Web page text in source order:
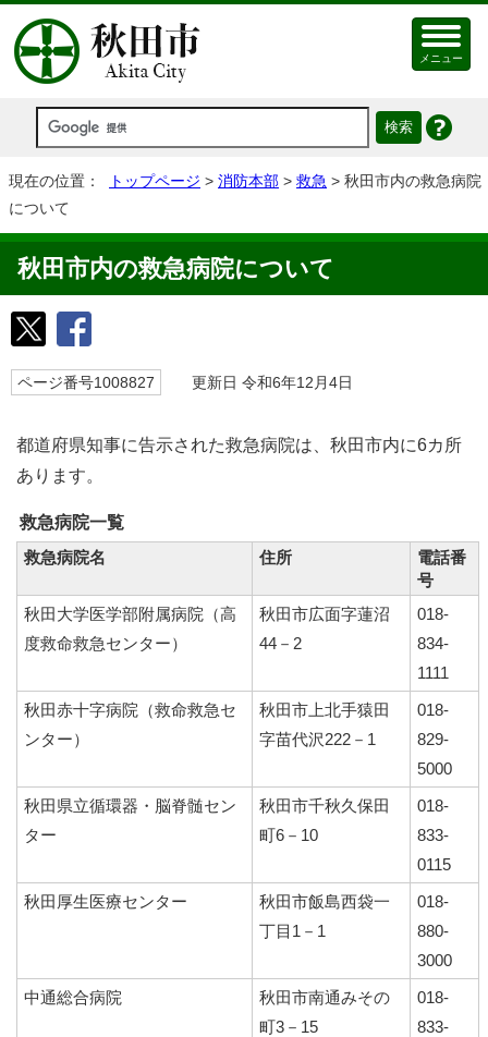
メニュー
現在の位置： トップページ > 消防本部 > 救急 > 秋田市内の救急病院
について
秋田市内の救急病院について
ページ番号1008827 更新日 令和6年12月4日
都道府県知事に告示された救急病院は、秋田市内に6カ所
あります。
救急病院一覧
救急病院名
住所
電話番
号
秋田大学医学部附属病院（高
度救命救急センター）
秋田市広面字蓮沼
44－2
018-
834-
1111
秋田赤十字病院（救命救急セ
ンター）
秋田市上北手猿田
字苗代沢222－1
018-
829-
5000
秋田県立循環器・脳脊髄セン
ター
秋田市千秋久保田
町6－10
018-
833-
0115
秋田厚生医療センター
秋田市飯島西袋一
丁目1－1
018-
880-
3000
中通総合病院
秋田市南通みその
町3－15
018-
833-